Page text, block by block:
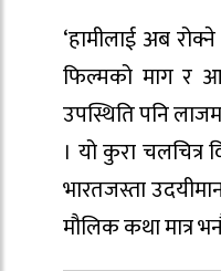
‘हामीलाई अब
फिल्मको माग र
उपस्थिति पनि
। यो कुरा चलचित्र
भारतजस्ता
मौलिक कथा मात्र